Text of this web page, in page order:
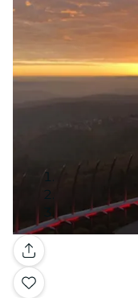
Galería